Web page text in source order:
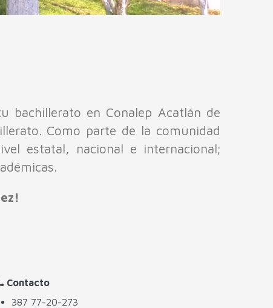
bachillerato en Conalep Acatlán de
Como parte de la comunidad
estatal, nacional e internacional;
Contacto
387 77-20-273